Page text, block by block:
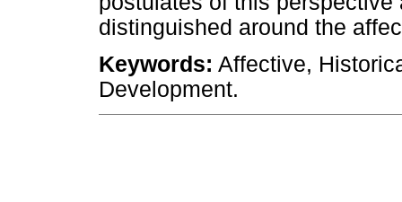
distinguished around the
Keywords: Affective,
Development.